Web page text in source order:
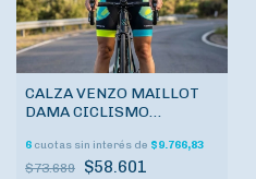
CALZA VENZO MAILLOT
DAMA CICLISMO
6 cuotas sin interés de $9.766,83
$73.689 $58.601